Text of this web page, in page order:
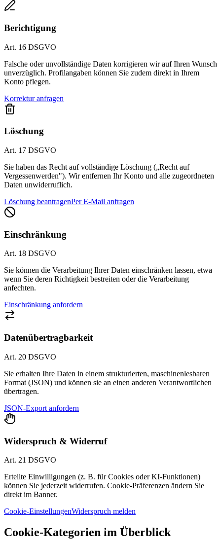
Berichtigung
Art. 16 DSGVO
Falsche oder unvollständige Daten korrigieren wir auf Ihren Wunsch
unverzüglich. Profilangaben können Sie zudem direkt in Ihrem
Konto pflegen.
Korrektur anfragen
Löschung
Art. 17 DSGVO
Sie haben das Recht auf vollständige Löschung („Recht auf
Vergessenwerden"). Wir entfernen Ihr Konto und alle zugeordneten
Daten unwiderruflich.
Löschung beantragenPer E-Mail anfragen
Einschränkung
Art. 18 DSGVO
Sie können die Verarbeitung Ihrer Daten einschränken lassen, etwa
wenn Sie deren Richtigkeit bestreiten oder die Verarbeitung
anfechten.
Einschränkung anfordern
Datenübertragbarkeit
Art. 20 DSGVO
Sie erhalten Ihre Daten in einem strukturierten, maschinenlesbaren
Format (JSON) und können sie an einen anderen Verantwortlichen
übertragen.
JSON-Export anfordern
Widerspruch & Widerruf
Art. 21 DSGVO
Erteilte Einwilligungen (z. B. für Cookies oder KI-Funktionen)
können Sie jederzeit widerrufen. Cookie-Präferenzen ändern Sie
direkt im Banner.
Cookie-EinstellungenWiderspruch melden
Cookie-Kategorien im Überblick